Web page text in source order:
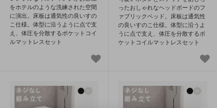
をホテルのような洗練された空間
に演出。床板は通気性の良いすの
こ仕様。体型に沿うように点で支
え、体圧を分散するポケットコイ
ルマットレスセット
ったおしゃれなヘッドボードのフ
ァブリックベッド。床板は通気性
の良いすのこ仕様。体型に沿うよ
うに点で支え、体圧を分散するポ
ケットコイルマットレスセット